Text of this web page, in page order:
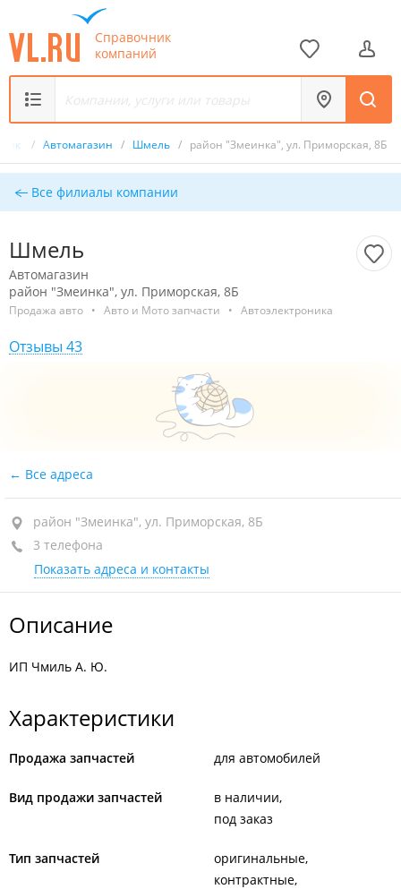
Справочник
компаний
/ Автомагазин / Шмель / район "Змеинка", ул. Приморская, 8Б
Все филиалы компании
Шмель
Автомагазин
район "Змеинка", ул. Приморская, 8Б
Продажа авто • Авто и Мото запчасти • Автоэлектроника
Отзывы 43
Все адреса
район "Змеинка", ул. Приморская, 8Б
3 телефона
Показать адреса и контакты
Описание
ИП Чмиль А. Ю.
Характеристики
Продажа запчастей для автомобилей
Вид продажи запчастей
в наличии
под заказ
Тип запчастей
оригинальные
контрактные